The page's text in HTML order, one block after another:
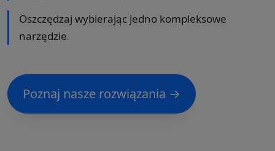
Oszczędzaj wybierając jedno kompleksowe
narzędzie
Poznaj nasze rozwiązania →